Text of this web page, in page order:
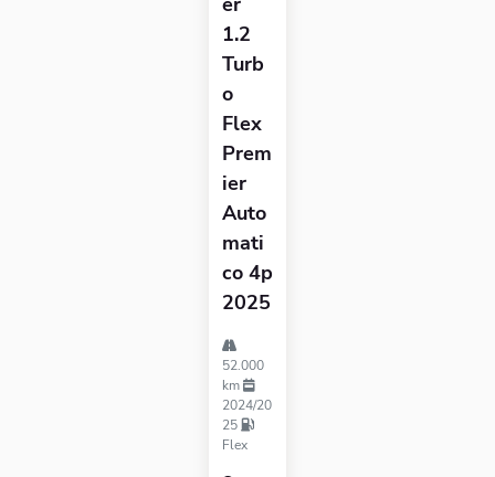
1.2
Turb
O
Flex
Prem
Ier
Auto
Mati
Co 4p
2025
52.000
km
2024/20
25
Flex